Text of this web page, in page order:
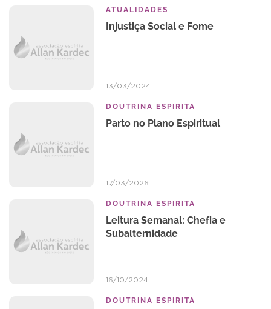
ATUALIDADES
Injustiça Social e Fome
13/03/2024
DOUTRINA ESPIRITA
Parto no Plano Espiritual
17/03/2026
DOUTRINA ESPIRITA
Leitura Semanal: Chefia e
Subalternidade
16/10/2024
DOUTRINA ESPIRITA